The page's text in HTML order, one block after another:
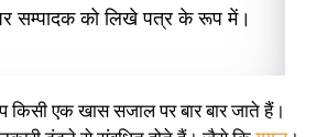
सम्पादक को लिखे पत्र के रूप में।
किसी एक खास सजाल पर बार बार जाते हैं।